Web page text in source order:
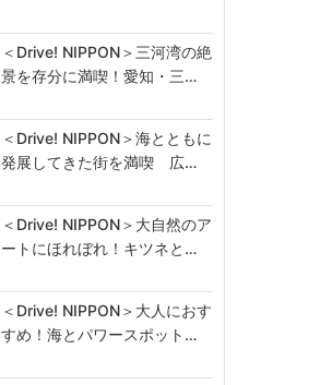
＜Drive! NIPPON＞三河湾の絶
景を存分に満喫！愛知・三…
＜Drive! NIPPON＞海とともに
発展してきた街を満喫 広…
＜Drive! NIPPON＞大自然のア
ートにほれぼれ！キツネと…
＜Drive! NIPPON＞大人におす
すめ！海とパワースポット…